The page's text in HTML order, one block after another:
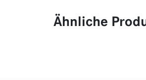
Ähnliche